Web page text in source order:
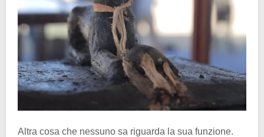
Altra cosa che nessuno sa riguarda la sua funzione.